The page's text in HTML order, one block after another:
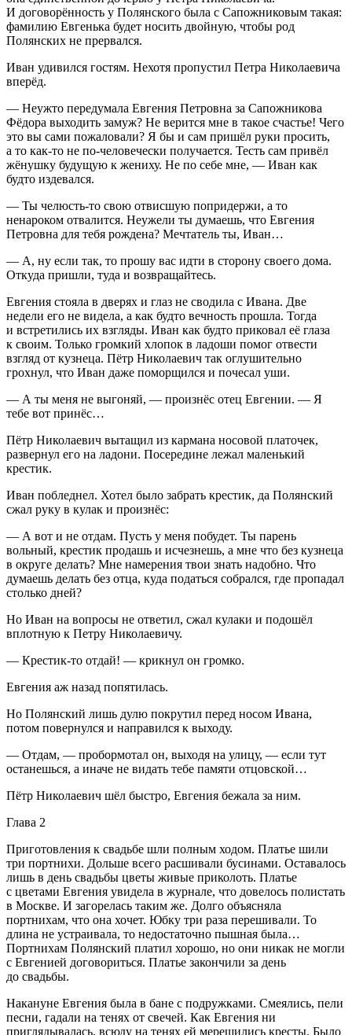
И договорённость у Полянского была с Сапожниковым такая:
фамилию Евгенька будет носить двойную, чтобы род
Полянских не прервался.
Иван удивился гостям. Нехотя пропустил Петра Николаевича
вперёд.
— Неужто передумала Евгения Петровна за Сапожникова
Фёдора выходить замуж? Не верится мне в такое счастье! Чего
это вы сами пожаловали? Я бы и сам пришёл руки просить,
а то как-то не по-человечески получается. Тесть сам привёл
жёнушку будущую к жениху. Не по себе мне, — Иван как
будто издевался.
— Ты челюсть-то свою отвисшую попридержи, а то
ненароком отвалится. Неужели ты думаешь, что Евгения
Петровна для тебя рождена? Мечтатель ты, Иван…
— А, ну если так, то прошу вас идти в сторону своего дома.
Откуда пришли, туда и возвращайтесь.
Евгения стояла в дверях и глаз не сводила с Ивана. Две
недели его не видела, а как будто вечность прошла. Тогда
и встретились их взгляды. Иван как будто приковал её глаза
к своим. Только громкий хлопок в ладоши помог отвести
взгляд от кузнеца. Пётр Николаевич так оглушительно
грохнул, что Иван даже поморщился и почесал уши.
— А ты меня не выгоняй, — произнёс отец Евгении. — Я
тебе вот принёс…
Пётр Николаевич вытащил из кармана носовой платочек,
развернул его на ладони. Посередине лежал маленький
крестик.
Иван побледнел. Хотел было забрать крестик, да Полянский
сжал руку в кулак и произнёс:
— А вот и не отдам. Пусть у меня побудет. Ты парень
вольный, крестик продашь и исчезнешь, а мне что без кузнеца
в округе делать? Мне намерения твои знать надобно. Что
думаешь делать без отца, куда податься собрался, где пропадал
столько дней?
Но Иван на вопросы не ответил, сжал кулаки и подошёл
вплотную к Петру Николаевичу.
— Крестик-то отдай! — крикнул он громко.
Евгения аж назад попятилась.
Но Полянский лишь дулю покрутил перед носом Ивана,
потом повернулся и направился к выходу.
— Отдам, — пробормотал он, выходя на улицу, — если тут
останешься, а иначе не видать тебе памяти отцовской…
Пётр Николаевич шёл быстро, Евгения бежала за ним.
Глава 2
Приготовления к свадьбе шли полным ходом. Платье шили
три портнихи. Дольше всего расшивали бусинами. Оставалось
лишь в день свадьбы цветы живые приколоть. Платье
с цветами Евгения увидела в журнале, что довелось полистать
в Москве. И загорелась таким же. Долго объясняла
портнихам, что она хочет. Юбку три раза перешивали. То
длина не устраивала, то недостаточно пышная была…
Портнихам Полянский платил хорошо, но они никак не могли
с Евгенией договориться. Платье закончили за день
до свадьбы.
Накануне Евгения была в бане с подружками. Смеялись, пели
песни, гадали на тенях от свечей. Как Евгения ни
приглядывалась, всюду на тенях ей мерещились кресты. Было